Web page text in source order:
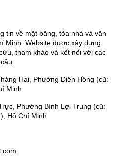
tin về mặt bằng, tòa nhà và văn
Minh. Website được xây dựng
tham khảo và kết nối với các
Hai, Phường Diên Hồng (cũ:
Minh
Phường Bình Lợi Trung (cũ:
Hồ Chí Minh